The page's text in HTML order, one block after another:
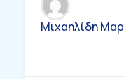
Μιχαηλίδη